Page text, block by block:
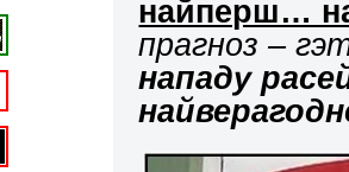
найперш…
прагноз –
нападу